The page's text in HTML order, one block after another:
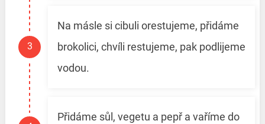
Na másle si cibuli orestujeme, přidáme
brokolici, chvíli restujeme, pak podlijeme
vodou.
Přidáme sůl, vegetu a pepř a vaříme do